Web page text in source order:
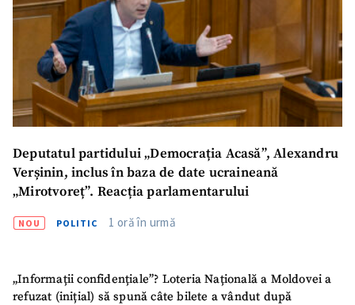
Deputatul partidului „Democrația Acasă”, Alexandru
Verșinin, inclus în baza de date ucraineană
„Mirotvoreț”. Reacția parlamentarului
NOU POLITIC 1 oră în urmă
„Informații confidențiale”? Loteria Națională a Moldovei a
refuzat (inițial) să spună câte bilete a vândut după